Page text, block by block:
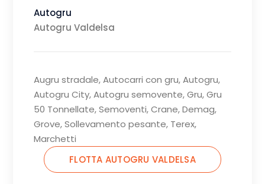
Autogru
Autogru Valdelsa
Augru stradale, Autocarri con gru, Autogru,
Autogru City, Autogru semovente, Gru, Gru
50 Tonnellate, Semoventi, Crane, Demag,
Grove, Sollevamento pesante, Terex,
Marchetti
FLOTTA AUTOGRU VALDELSA